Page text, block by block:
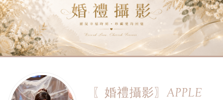
〖婚禮攝影〗APPLE